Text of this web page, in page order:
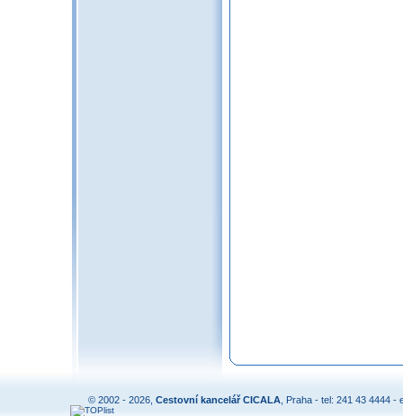
© 2002 - 2026, Cestovní kancelář CICALA , Praha - tel: 241 43 4444 -